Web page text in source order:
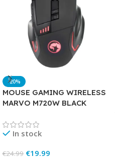
-20%
MOUSE GAMING WIRELESS
MARVO M720W BLACK
In stock
€24.99 €19.99